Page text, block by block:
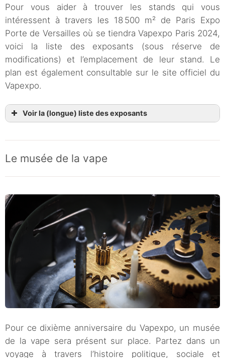
Pour vous aider à trouver les stands qui vous
intéressent à travers les 18 500 m² de Paris Expo
Porte de Versailles où se tiendra Vapexpo Paris 2024,
voici la liste des exposants (sous réserve de
modifications) et l’emplacement de leur stand. Le
plan est également consultable sur le site officiel du
Vapexpo.
Voir la (longue) liste des exposants
Le musée de la vape
Pour ce dixième anniversaire du Vapexpo, un musée
de la vape sera présent sur place. Partez dans un
voyage à travers l’histoire politique, sociale et